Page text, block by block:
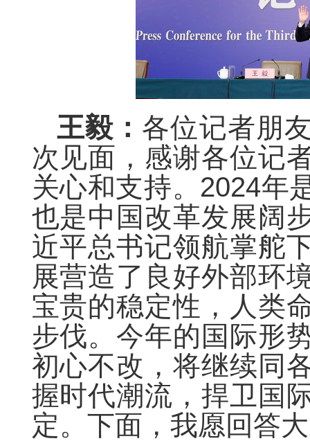
王毅： 各位记者朋
次见面，感谢各位记
关心和支持。2024年
也是中国改革发展阔
近平总书记领航掌舵
展营造了良好外部环
宝贵的稳定性，人类
步伐。今年的国际形
初心不改，将继续同
握时代潮流，捍卫国
定。下面，我愿回答